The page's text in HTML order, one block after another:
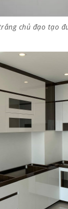
chủ đạo tạo